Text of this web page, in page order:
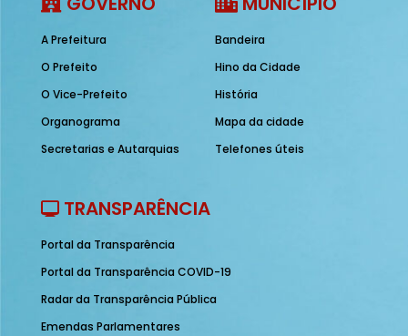
A Prefeitura
O Prefeito
O Vice-Prefeito
Organograma
Secretarias e Autarquias
Bandeira
Hino da Cidade
História
Mapa da cidade
Telefones úteis
TRANSPARÊNCIA
Portal da Transparência
Portal da Transparência COVID-19
Radar da Transparência Pública
Emendas Parlamentares